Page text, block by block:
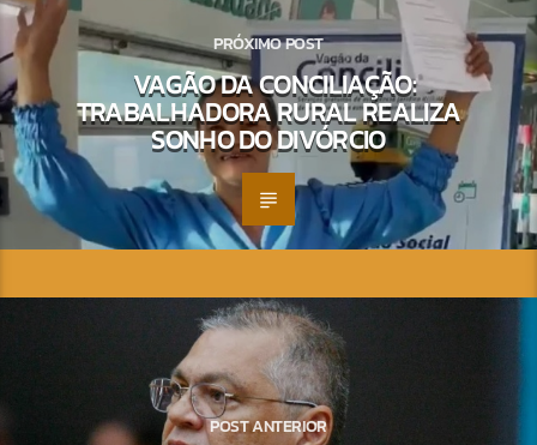
PRÓXIMO POST
VAGÃO DA CONCILIAÇÃO:
TRABALHADORA RURAL REALIZA
SONHO DO DIVÓRCIO
POST ANTERIOR